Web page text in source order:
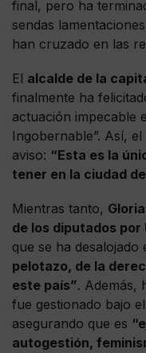
final, pero ha
sendas
han cruzado en las
El alcalde de la
finalmente ha
actuación impecable
Ingobernable”. Así,
aviso: “Esta es la
tener en la ciudad
Mientras tanto,
de los diputados por
que se ha desalojado
pelotazo, de la
este país”. Además,
fue gestionado bajo
asegurando que es
autogestión,